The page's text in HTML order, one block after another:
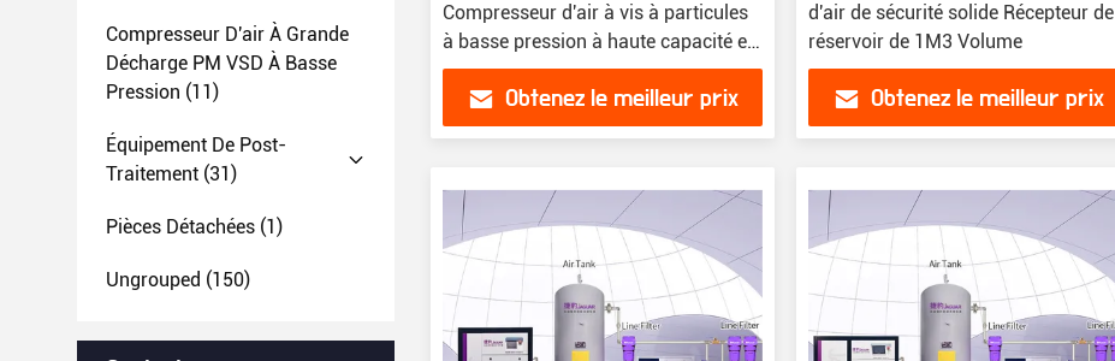
Compresseur D'air À Grande
Décharge PM VSD À Basse
Pression (11)
Équipement De Post-
Traitement (31)
Pièces Détachées (1)
Ungrouped (150)
Compresseur d'air à vis à particules
à basse pression à haute capacité et
silencieux
Obtenez le meilleur prix
d'air de sécurité solide Récepteur de
réservoir de 1M3 Volume
Obtenez le meilleur prix